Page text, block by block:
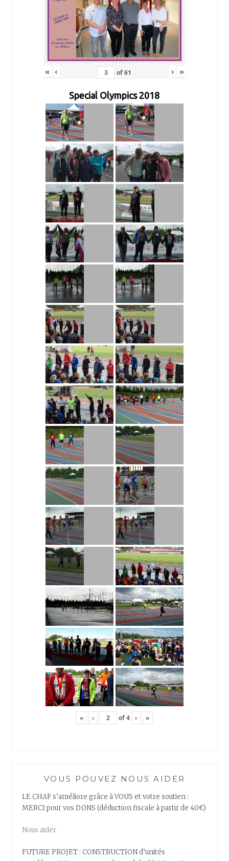
« ‹ of61 › »
Special Olympics 2018
« ‹ of4 › »
VOUS POUVEZ NOUS AIDER
LE CHAF s’améliore grâce à VOUS et votre soutien :
MERCI pour vos DONS (déduction fiscale à partir de 40€)
Nous aider
FUTURE PROJET : CONSTRUCTION d’unités